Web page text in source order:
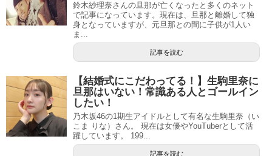
鈴木紗理奈さんの旦那が亡くなったと多くのネット
で記事になっています。現在は、旦那と離婚して独
身となっていますが、元旦那との間に子供が1人い
ま...
記事を読む
【結婚式にこだわってる！】生駒里奈に
旦那はいない！常識ある人とゴールイン
したい！
乃木坂46の1期生アイドルとして有名な生駒里奈（い
こま りな）さん。 現在は女優やYouTuberとして活
躍しています。 199...
記事を読む